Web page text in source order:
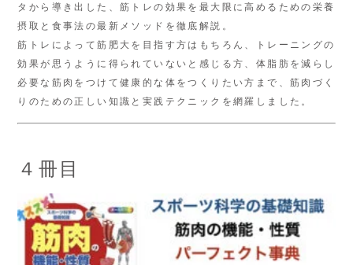
タから導き出した、筋トレの効果を最大限に高めるための栄養
摂取と食事法の最新メソッドを徹底解説。
筋トレによって筋肥大を目指す方はもちろん、トレーニングの
効果が思うように得られていないと感じる方、体脂肪を減らし
必要な筋肉をつけて健康的な体をつくりたい方まで、筋肉づく
りのための正しい知識と実践テクニックを網羅しました。
４冊目